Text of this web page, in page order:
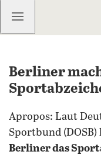
Kostenlos
Berliner
Apropos: Laut
Sportbund (DOSB)
Berliner das